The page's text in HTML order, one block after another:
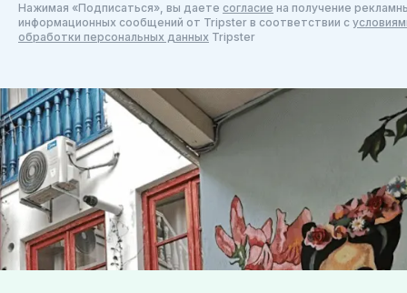
Нажимая «Подписаться», вы даете согласие на получение
информационных сообщений от Tripster в соответствии c
обработки персональных данных Tripster